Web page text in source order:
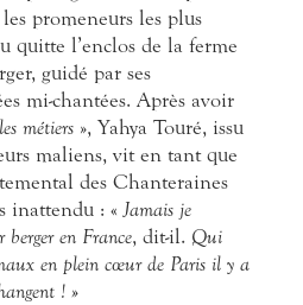
promeneurs les plus
quitte l’enclos de la ferme
guidé par ses
mi-chantées. Après avoir
métiers », Yahya Touré, issu
maliens, vit en tant que
des Chanteraines
inattendu : «Jamais je
berger en France, dit-il. Qui
en plein cœur de Paris il y a
! »